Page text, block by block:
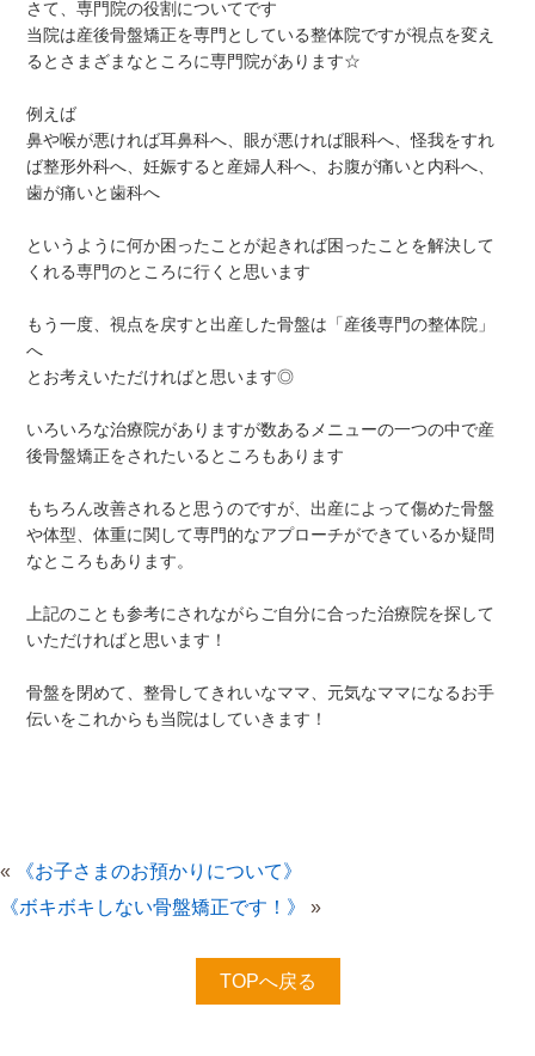
さて、専門院の役割についてです
当院は産後骨盤矯正を専門としている整体院ですが視点を変え
るとさまざまなところに専門院があります☆
例えば
鼻や喉が悪ければ耳鼻科へ、眼が悪ければ眼科へ、怪我をすれ
ば整形外科へ、妊娠すると産婦人科へ、お腹が痛いと内科へ、
歯が痛いと歯科へ
というように何か困ったことが起きれば困ったことを解決して
くれる専門のところに行くと思います
もう一度、視点を戻すと出産した骨盤は「産後専門の整体院」
へ
とお考えいただければと思います◎
いろいろな治療院がありますが数あるメニューの一つの中で産
後骨盤矯正をされたいるところもあります
もちろん改善されると思うのですが、出産によって傷めた骨盤
や体型、体重に関して専門的なアプローチができているか疑問
なところもあります。
上記のことも参考にされながらご自分に合った治療院を探して
いただければと思います！
骨盤を閉めて、整骨してきれいなママ、元気なママになるお手
伝いをこれからも当院はしていきます！
«
《お子さまのお預かりについて》
《ボキボキしない骨盤矯正です！》
»
TOPへ戻る